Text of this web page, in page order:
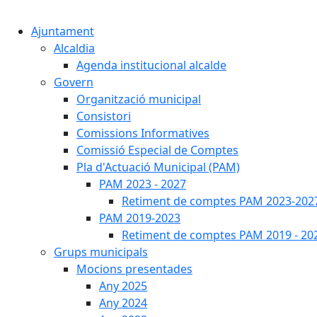
Ajuntament
Alcaldia
Agenda institucional alcalde
Govern
Organització municipal
Consistori
Comissions Informatives
Comissió Especial de Comptes
Pla d'Actuació Municipal (PAM)
PAM 2023 - 2027
Retiment de comptes PAM 2023-
PAM 2019-2023
Retiment de comptes PAM 2019 -
Grups municipals
Mocions presentades
Any 2025
Any 2024